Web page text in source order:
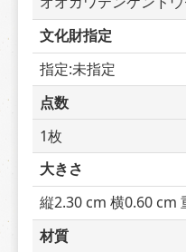
文化財指定
指定:未指定
点数
1枚
大きさ
縦2.30 cm 横0.60 cm
材質